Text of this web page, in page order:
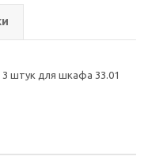
штук для шкафа 33.01